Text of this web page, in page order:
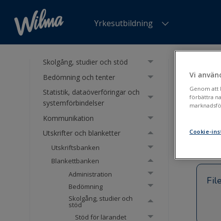
Yrkesutbildning
Scheman och val
Skolgång, studier och stöd
Bedömning och tenter
Statistik, dataöverföringar och
systemförbindelser
Kommunikation
Utskrifter och blanketter
Utskriftsbanken
Blankettbanken
Administration
Bedömning
Skolgång, studier och
stöd
Stöd för lärandet
Vi
Genom att
förbättra
Cookie-